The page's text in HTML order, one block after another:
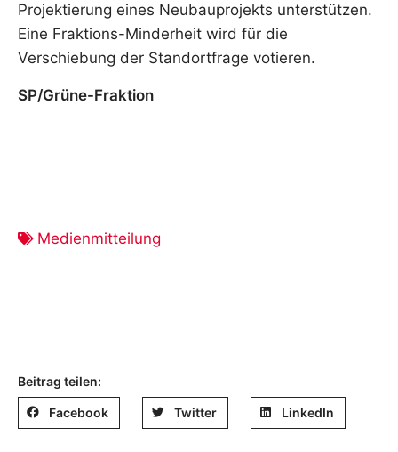
Projektierung eines Neubauprojekts unterstützen.
Eine Fraktions-Minderheit wird für die
Verschiebung der Standortfrage votieren.
SP/Grüne-Fraktion
Medienmitteilung
Beitrag teilen:
Facebook Twitter LinkedIn